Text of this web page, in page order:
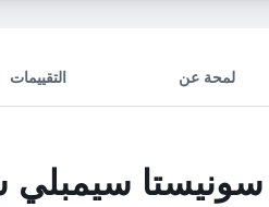
لمحة عن التقييمات